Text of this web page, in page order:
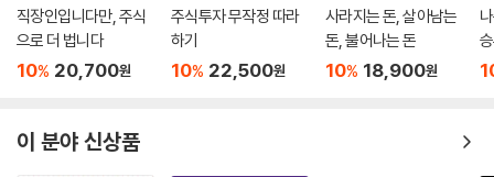
직장인입니다만, 주식
으로 더 법니다
10% 20,700원
주식투자 무작정 따라
하기
10% 22,500원
사라지는 돈, 살아남는
돈, 불어나는 돈
10% 18,900원
이 분야 신상품